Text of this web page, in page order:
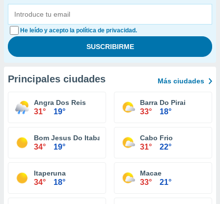
He leído y acepto la política de privacidad.
Principales ciudades Más ciudades
Angra Dos Reis
31° 19°
Barra Do Pirai
33° 18°
Bom Jesus Do Itabapoana
34° 19°
Cabo Frio
31° 22°
Itaperuna
34° 18°
Macae
33° 21°